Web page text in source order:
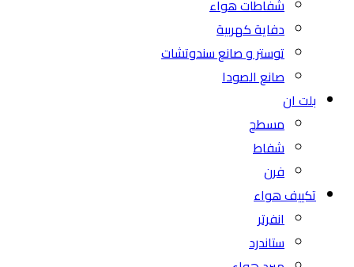
شفاطات هواء
دفاية كهربية
توستر و صانع سندوتشات
صانع الصودا
بلت ان
مسطح
شفاط
فرن
تكييف هواء
انفرتر
ستاندرد